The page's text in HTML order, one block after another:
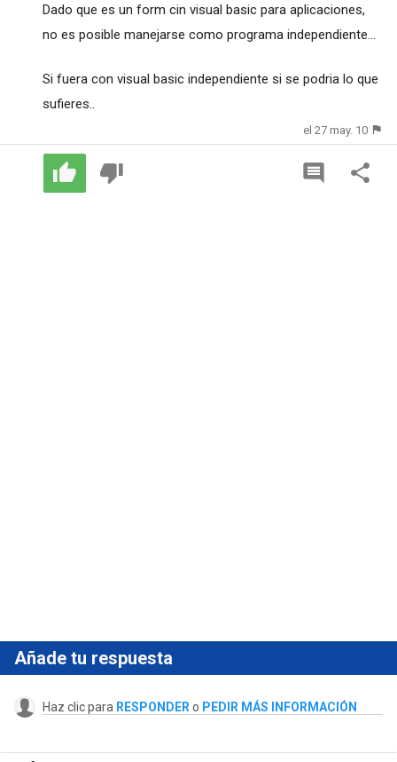
Dado que es un form cin visual basic para aplicaciones,
no es posible manejarse como programa independiente...
Si fuera con visual basic independiente si se podria lo que
sufieres..
el 27 may. 10
Añade tu respuesta
Haz clic para RESPONDER o PEDIR MÁS INFORMACIÓN